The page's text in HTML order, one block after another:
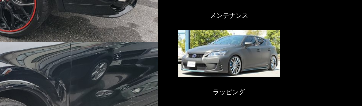
メンテナンス
ラッピング